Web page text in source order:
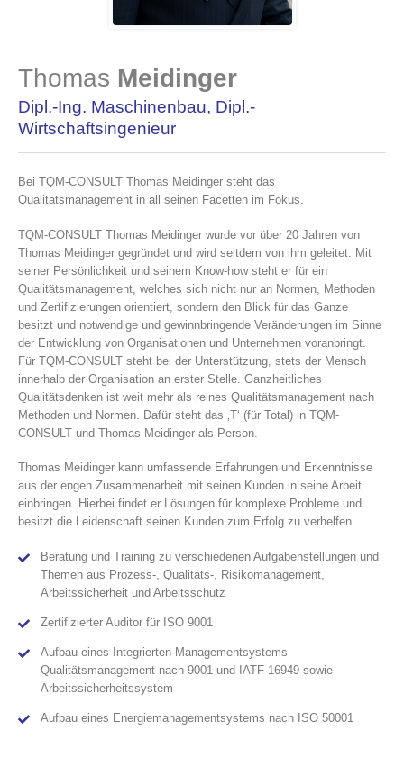
Thomas Meidinger
Dipl.-Ing. Maschinenbau, Dipl.-
Wirtschaftsingenieur
Bei TQM-CONSULT Thomas Meidinger steht das
Qualitätsmanagement in all seinen Facetten im Fokus.
TQM-CONSULT Thomas Meidinger wurde vor über 20 Jahren von
Thomas Meidinger gegründet und wird seitdem von ihm geleitet. Mit
seiner Persönlichkeit und seinem Know-how steht er für ein
Qualitätsmanagement, welches sich nicht nur an Normen, Methoden
und Zertifizierungen orientiert, sondern den Blick für das Ganze
besitzt und notwendige und gewinnbringende Veränderungen im Sinne
der Entwicklung von Organisationen und Unternehmen voranbringt.
Für TQM-CONSULT steht bei der Unterstützung, stets der Mensch
innerhalb der Organisation an erster Stelle. Ganzheitliches
Qualitätsdenken ist weit mehr als reines Qualitätsmanagement nach
Methoden und Normen. Dafür steht das ‚T‘ (für Total) in TQM-
CONSULT und Thomas Meidinger als Person.
Thomas Meidinger kann umfassende Erfahrungen und Erkenntnisse
aus der engen Zusammenarbeit mit seinen Kunden in seine Arbeit
einbringen. Hierbei findet er Lösungen für komplexe Probleme und
besitzt die Leidenschaft seinen Kunden zum Erfolg zu verhelfen.
Beratung und Training zu verschiedenen Aufgabenstellungen und
Themen aus Prozess-, Qualitäts-, Risikomanagement,
Arbeitssicherheit und Arbeitsschutz
Zertifizierter Auditor für ISO 9001
Aufbau eines Integrierten Managementsystems
Qualitätsmanagement nach 9001 und IATF 16949 sowie
Arbeitssicherheitssystem
Aufbau eines Energiemanagementsystems nach ISO 50001